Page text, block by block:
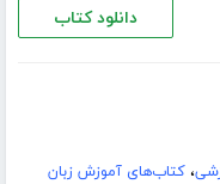
دانلود کتاب
،کتاب‌های آموزش زبان